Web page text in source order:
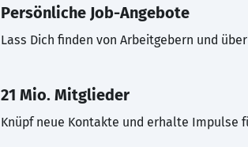
Persönliche Job-Angebote
Lass Dich finden von Arbeitgebern und
21 Mio. Mitglieder
Knüpf neue Kontakte und erhalte Impulse